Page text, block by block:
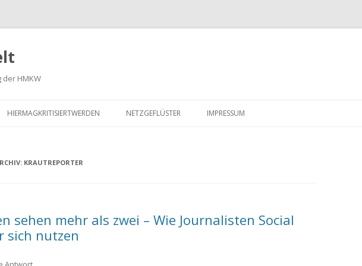
der HMKW
Inhalt
HIERMAGKRITISIERTWERDEN NETZGEFLÜSTER IMPRESSUM
KRAUTREPORTER
sehen mehr als zwei – Wie Journalisten Social
sich nutzen